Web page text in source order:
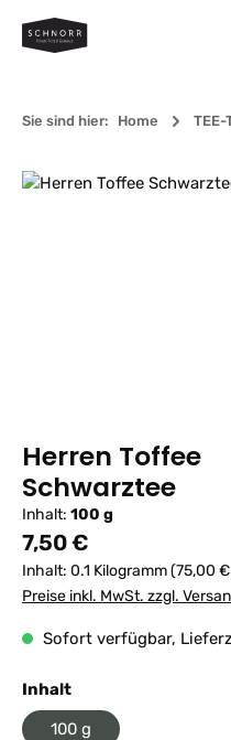
Zum Hauptinhalt springen
Sie sind hier: Home TEE-
Bildergalerie überspringen
Herren Toffee
Schwarztee
Inhalt: 100 g
Regulärer Preis:
7,50 €
Inhalt: 0.1 Kilogramm(75,00 €
Preise inkl. MwSt. zzgl.
Sofort verfügbar,
Inhaltauswählen
100 g